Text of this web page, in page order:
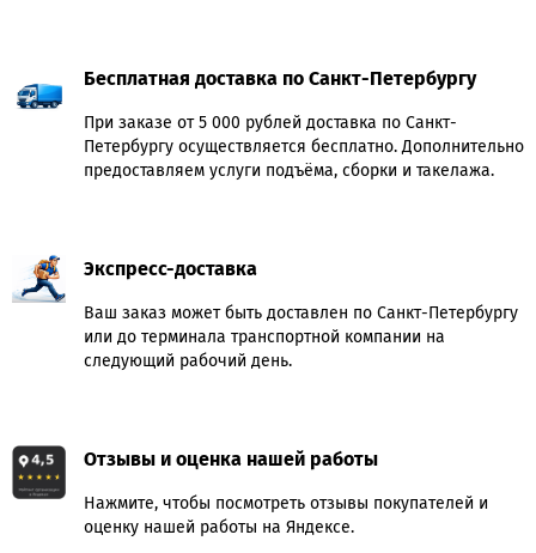
Бесплатная доставка по Санкт-Петербургу
При заказе от 5 000 рублей доставка по Санкт-
Петербургу осуществляется бесплатно. Дополнительно
предоставляем услуги подъёма, сборки и такелажа.
Экспресс-доставка
Ваш заказ может быть доставлен по Санкт-Петербургу
или до терминала транспортной компании на
следующий рабочий день.
Отзывы и оценка нашей работы
Нажмите, чтобы посмотреть отзывы покупателей и
оценку нашей работы на Яндексе.